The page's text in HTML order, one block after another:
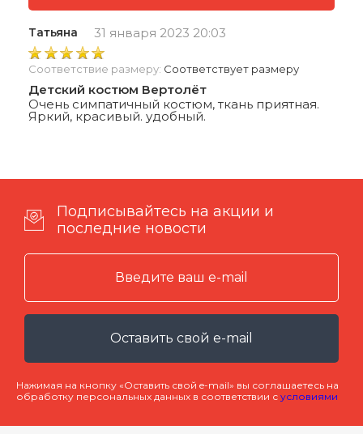
Татьяна 31 января 2023 20:03
Соответствие размеру: Соответствует размеру
Детский костюм Вертолёт
Очень симпатичный костюм, ткань приятная.
Яркий, красивый. удобный.
Подписывайтесь на акции и
последние новости
Оставить свой e-mail
Нажимая на кнопку «Оставить свой e-mail» вы соглашаетесь на
обработку персональных данных в соответствии с условиями